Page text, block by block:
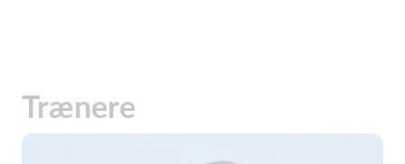
Trænere